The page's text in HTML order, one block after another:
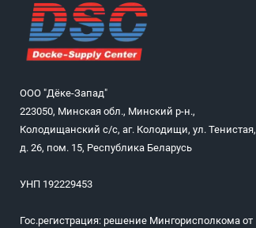
ООО "Дёке-Запад"
223050, Минская обл., Минский р-н.,
Колодищанский с/с, аг. Колодищи, ул. Тенистая,
д. 26, пом. 15, Республика Беларусь
УНП 192229453
Гос.регистрация: решение Мингорисполкома от